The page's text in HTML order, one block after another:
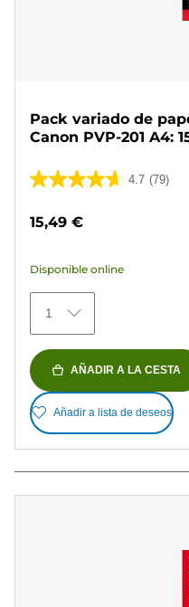
Pack variado de
Canon PVP-201 A4:
4.7 (79)
4.7
5
79
reseñas
15,49 €
Disponible online
1
AÑADIR A LA CESTA
Añadir a lista de deseos